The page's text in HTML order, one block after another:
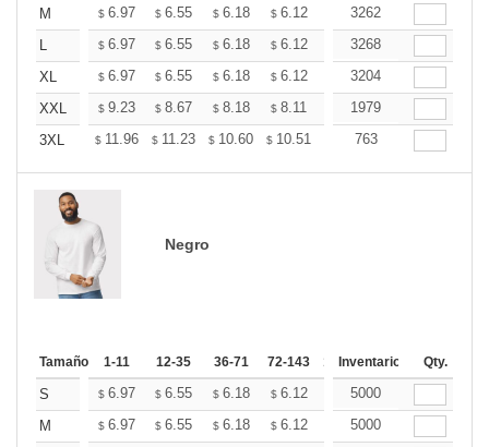
M
$ 6.97 $ 6.55 $ 6.18 $ 6.12 6.02
3262
L
$ 6.97 $ 6.55 $ 6.18 $ 6.12 6.02
3268
XL
$ 6.97 $ 6.55 $ 6.18 $ 6.12 6.02
3204
XXL
$ 9.23 $ 8.67 $ 8.18 $ 8.11 7.97
1979
3XL
$ 11.96 $ 11.23 $ 10.60 $ 10.51 10.33
763
Negro
Tamaño 1-11 12-35 36-71 72-143 144-287 288 + Más
Inventario Qty.
S $ 6.97 $ 6.55 $ 6.18 $ 6.12 6.02
5000
M
$ 6.97 $ 6.55 $ 6.18 $ 6.12 6.02
5000